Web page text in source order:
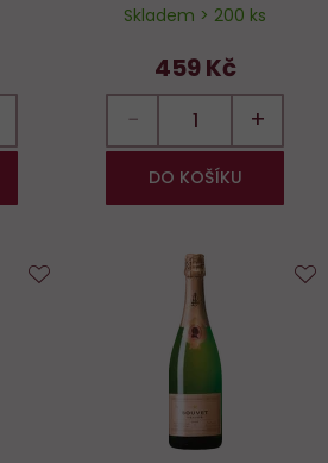
Skladem > 200 ks
459 Kč
− +
DO KOŠÍKU